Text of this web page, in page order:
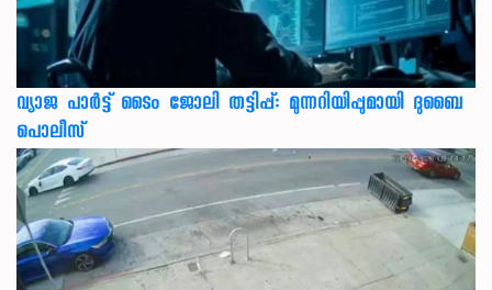
വ്യാജ പാർട്ട് ടൈം ജോലി തട്ടിപ്പ്: മുന്നറിയിപ്പുമായി ദുബൈ
പൊലീസ്